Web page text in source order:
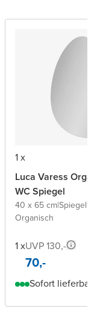
1 x
Luca Varess
WC Spiegel
40 x 65 cm|Spiegel
Organisch
1 xUVP 130,-
70,-
Sofort lieferbar